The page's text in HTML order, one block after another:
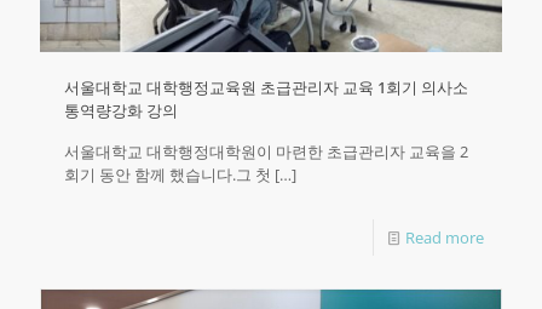
서울대학교 대학행정교육원 초급관리자 교육 1회기 의사소
통역량강화 강의
서울대학교 대학행정대학원이 마련한 초급관리자 교육을 2
회기 동안 함께 했습니다.그 첫 […]
Read more